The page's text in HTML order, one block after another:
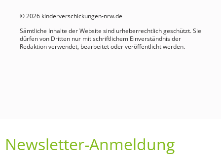
© 2026 kinderverschickungen-nrw.de
Sämtliche Inhalte der Website sind urheberrechtlich geschützt. Sie
dürfen von Dritten nur mit schriftlichem Einverständnis der
Redaktion verwendet, bearbeitet oder veröffentlicht werden.
Newsletter-Anmeldung